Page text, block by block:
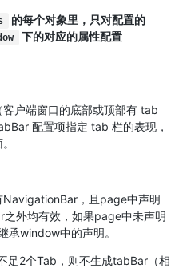
的每个对象里，只对配置的
下的对应的属性配置
户端窗口的底部或顶部有 tab
配置项指定 tab 栏的表现，
，且page中声明
外均有效，如果page中未声明
承window中的声明。
足2个Tab，则不生成tabBar（相